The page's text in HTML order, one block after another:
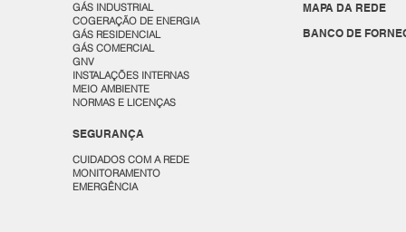
MAPA DA REDE
BANCO DE
GÁS INDUSTRIAL
COGERAÇÃO DE ENERGIA
GÁS RESIDENCIAL
GÁS COMERCIAL
GNV
INSTALAÇÕES INTERNAS
MEIO AMBIENTE
NORMAS E LICENÇAS
SEGURANÇA
CUIDADOS COM A REDE
MONITORAMENTO
EMERGÊNCIA